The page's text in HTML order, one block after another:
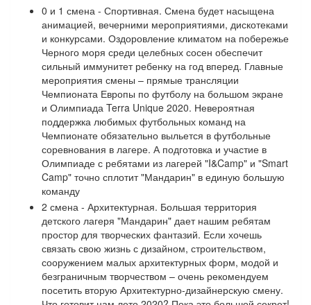
0 и 1 смена - Спортивная. Смена будет насыщена
анимацией, вечерними мероприятиями, дискотеками
и конкурсами. Оздоровление климатом на побережье
Черного моря среди целебных сосен обеспечит
сильный иммунитет ребенку на год вперед. Главные
мероприятия смены – прямые трансляции
Чемпионата Европы по футболу на большом экране
и Олимпиада Terra Unique 2020. Невероятная
поддержка любимых футбольных команд на
Чемпионате обязательно выльется в футбольные
соревнования в лагере. А подготовка и участие в
Олимпиаде с ребятами из лагерей "I&Camp" и "Smart
Camp" точно сплотит "Мандарин" в единую большую
команду
2 смена - Архитектурная. Большая территория
детского лагеря "Мандарин" дает нашим ребятам
простор для творческих фантазий. Если хочешь
связать свою жизнь с дизайном, строительством,
сооружением малых архитектурных форм, модой и
безграничным творчеством – очень рекомендуем
посетить вторую Архитектурно-дизайнерскую смену.